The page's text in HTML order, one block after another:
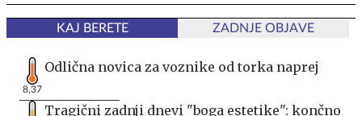
KAJ BERETE ZADNJE OBJAVE
8,37
Odlična novica za voznike od torka naprej
Tragični zadnji dnevi "boga estetike": končno